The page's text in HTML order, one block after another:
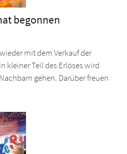
begonnen
mit dem Verkauf der
kleiner Teil des Erlöses wird
gehen. Darüber freuen